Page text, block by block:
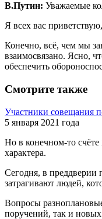
В.Путин: Уважаемые
Я всех вас
Конечно, всё, чем мы
взаимосвязано. Ясно,
обеспечить
Смотрите также
Участники совещания
5 января 2021 года
Но в конечном-то
характера.
Сегодня, в преддверии
затрагивают людей,
Вопросы
поручений, так и